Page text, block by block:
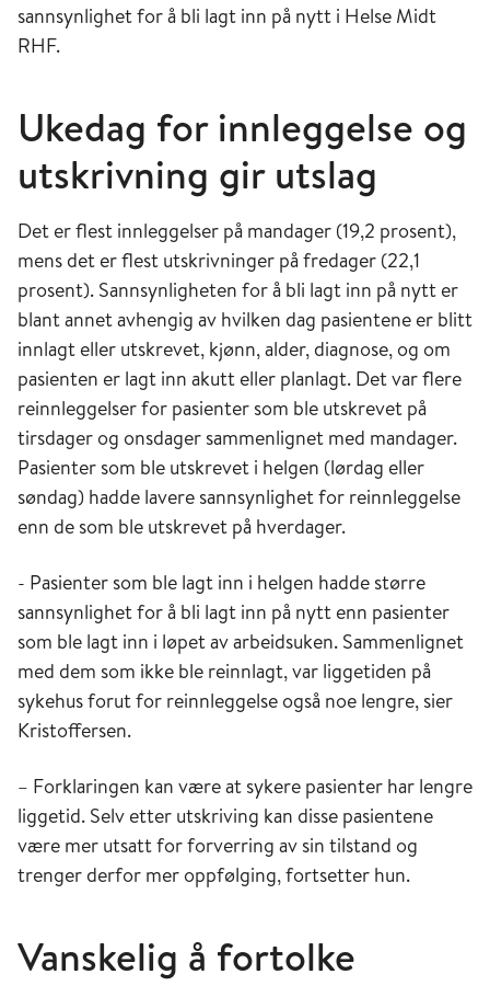
sannsynlighet for å bli lagt inn på nytt i Helse Midt
RHF.
Ukedag for innleggelse og
utskrivning gir utslag
Det er flest innleggelser på mandager (19,2 prosent),
mens det er flest utskrivninger på fredager (22,1
prosent). Sannsynligheten for å bli lagt inn på nytt er
blant annet avhengig av hvilken dag pasientene er blitt
innlagt eller utskrevet, kjønn, alder, diagnose, og om
pasienten er lagt inn akutt eller planlagt. Det var flere
reinnleggelser for pasienter som ble utskrevet på
tirsdager og onsdager sammenlignet med mandager.
Pasienter som ble utskrevet i helgen (lørdag eller
søndag) hadde lavere sannsynlighet for reinnleggelse
enn de som ble utskrevet på hverdager.
- Pasienter som ble lagt inn i helgen hadde større
sannsynlighet for å bli lagt inn på nytt enn pasienter
som ble lagt inn i løpet av arbeidsuken. Sammenlignet
med dem som ikke ble reinnlagt, var liggetiden på
sykehus forut for reinnleggelse også noe lengre, sier
Kristoffersen.
– Forklaringen kan være at sykere pasienter har lengre
liggetid. Selv etter utskriving kan disse pasientene
være mer utsatt for forverring av sin tilstand og
trenger derfor mer oppfølging, fortsetter hun.
Vanskelig å fortolke